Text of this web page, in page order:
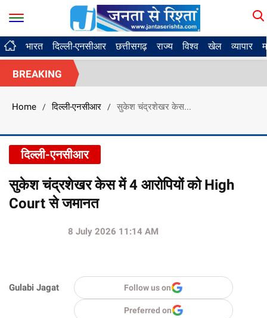
भारत दिल्ली-एनसीआर छत्तीसगढ़ राज्य विश्व खेल व्यापार
BREAKING
Home / दिल्ली-एनसीआर / सुकेश चंद्रशेखर केस...
दिल्ली-एनसीआर
सुकेश चंद्रशेखर केस में 4 आरोपियों को High
Court से जमानत
Gulabi Jagat
8 July 2026 11:14 AM
Follow us on
Preferred on